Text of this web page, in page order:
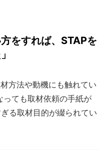
をすれば、STAPを
方法や動機にも触れてい
ても取材依頼の手紙が
る取材目的が綴られてい